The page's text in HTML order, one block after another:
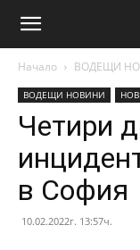
Начало ВОДЕЩИ
ВОДЕЩИ НОВИНИ
Четири
в София
10.02.2022г. 13:57ч.